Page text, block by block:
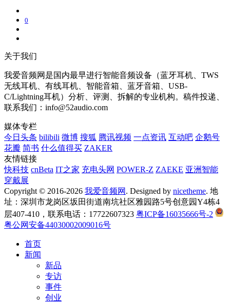
0
关于我们
我爱音频网是国内最早进行智能音频设备（蓝牙耳机、TWS
无线耳机、有线耳机、智能音箱、蓝牙音箱、USB-
C/Lightning耳机）分析、评测、拆解的专业机构。稿件投递、
联系我们：info@52audio.com
媒体专栏
今日头条 bilibili 微博 搜狐 腾讯视频 一点资讯 互动吧 企鹅号
花瓣 简书 什么值得买 ZAKER
友情链接
快科技 cnBeta IT之家 充电头网 POWER-Z ZAEKE 亚洲智能
穿戴展
Copyright © 2016-2026 我爱音频网 . Designed by nicetheme. 地
址：深圳市龙岗区坂田街道南坑社区雅园路5号创意园Y4栋4
层407-410，联系电话：17722607323 粤ICP备16035666号-2
粤公网安备44030002009016号
首页
新闻
新品
专访
事件
创业